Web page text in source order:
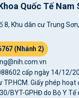
Quốc Tế Nam
8, Khu dân cư Trung
(Nhánh 2)
cấp ngày 14/12/
TP.HCM. Giấy phép
BYT-GPHĐ do Bộ Y Tế